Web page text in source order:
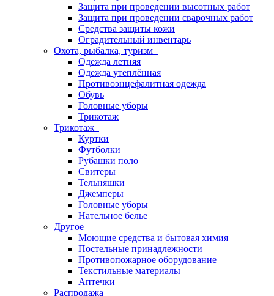
Защита при проведении высотных работ
Защита при проведении сварочных работ
Средства защиты кожи
Оградительный инвентарь
Охота, рыбалка, туризм
Одежда летняя
Одежда утеплённая
Противоэнцефалитная одежда
Обувь
Головные уборы
Трикотаж
Трикотаж
Куртки
Футболки
Рубашки поло
Свитеры
Тельняшки
Джемперы
Головные уборы
Нательное белье
Другое
Моющие средства и бытовая химия
Постельные принадлежности
Противопожарное оборудование
Текстильные материалы
Аптечки
Распродажа